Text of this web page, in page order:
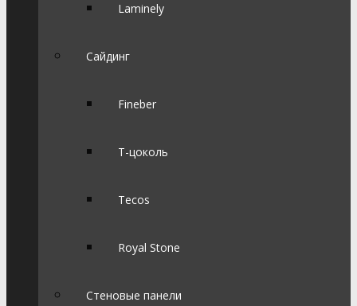
Laminely
Сайдинг
Fineber
Т-цоколь
Tecos
Royal Stone
Стеновые панели